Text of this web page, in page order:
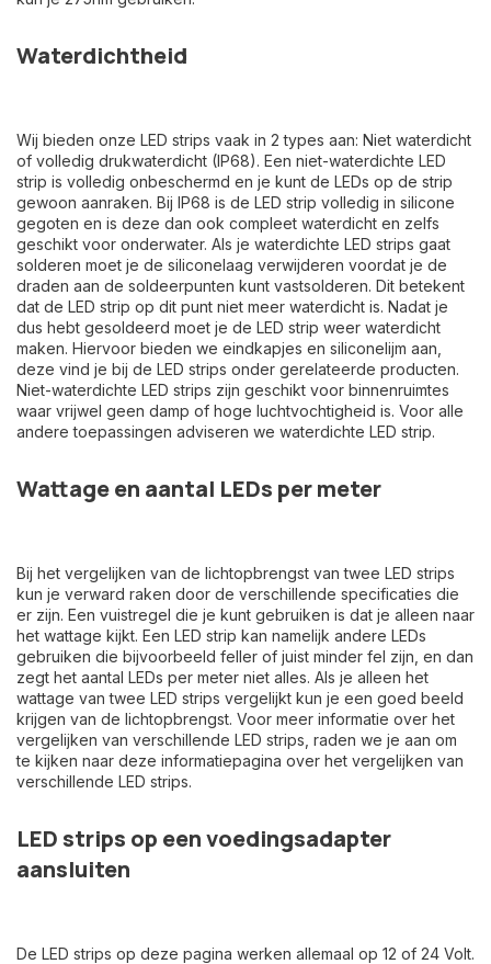
Waterdichtheid
Wij bieden onze LED strips vaak in 2 types aan: Niet waterdicht
of volledig drukwaterdicht (IP68). Een niet-waterdichte LED
strip is volledig onbeschermd en je kunt de LEDs op de strip
gewoon aanraken. Bij IP68 is de LED strip volledig in silicone
gegoten en is deze dan ook compleet waterdicht en zelfs
geschikt voor onderwater. Als je waterdichte LED strips gaat
solderen moet je de siliconelaag verwijderen voordat je de
draden aan de soldeerpunten kunt vastsolderen. Dit betekent
dat de LED strip op dit punt niet meer waterdicht is. Nadat je
dus hebt gesoldeerd moet je de LED strip weer waterdicht
maken. Hiervoor bieden we eindkapjes en siliconelijm aan,
deze vind je bij de LED strips onder gerelateerde producten.
Niet-waterdichte LED strips zijn geschikt voor binnenruimtes
waar vrijwel geen damp of hoge luchtvochtigheid is. Voor alle
andere toepassingen adviseren we waterdichte LED strip.
Wattage en aantal LEDs per meter
Bij het vergelijken van de lichtopbrengst van twee LED strips
kun je verward raken door de verschillende specificaties die
er zijn. Een vuistregel die je kunt gebruiken is dat je alleen naar
het wattage kijkt. Een LED strip kan namelijk andere LEDs
gebruiken die bijvoorbeeld feller of juist minder fel zijn, en dan
zegt het aantal LEDs per meter niet alles. Als je alleen het
wattage van twee LED strips vergelijkt kun je een goed beeld
krijgen van de lichtopbrengst. Voor meer informatie over het
vergelijken van verschillende LED strips, raden we je aan om
te kijken naar deze informatiepagina over het vergelijken van
verschillende LED strips.
LED strips op een voedingsadapter
aansluiten
De LED strips op deze pagina werken allemaal op 12 of 24 Volt.